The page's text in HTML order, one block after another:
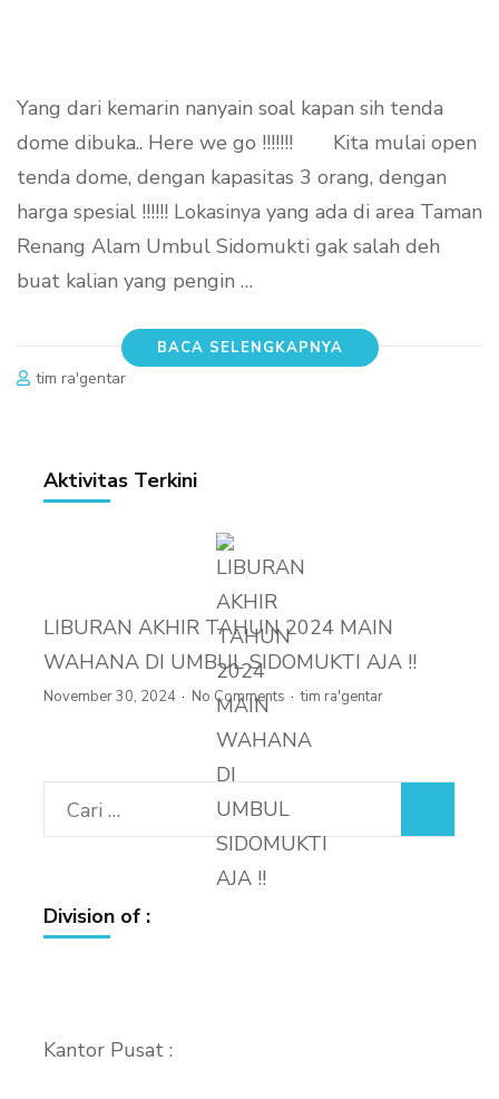
Yang dari kemarin nanyain soal kapan sih tenda
dome dibuka.. Here we go !!!!!!!⠀ ⠀ Kita mulai open
tenda dome, dengan kapasitas 3 orang, dengan
harga spesial !!!!!! Lokasinya yang ada di area Taman
Renang Alam Umbul Sidomukti gak salah deh
buat kalian yang pengin …
BACA SELENGKAPNYA
tim ra'gentar
Aktivitas Terkini
LIBURAN AKHIR TAHUN 2024 MAIN
WAHANA DI UMBUL SIDOMUKTI AJA !!
November 30, 2024 No Comments tim ra'gentar
Cari
untuk:
Division of :
Kantor Pusat :